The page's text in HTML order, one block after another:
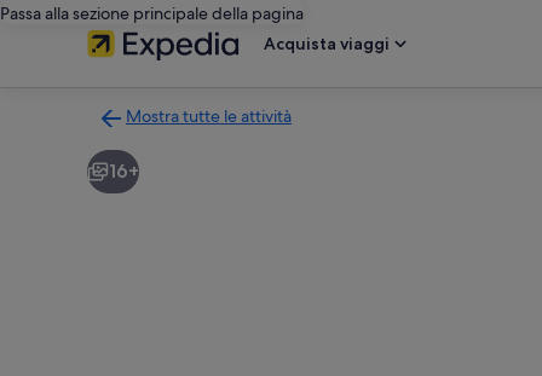
Passa alla sezione principale della pagina
Acquista viaggi
Mostra tutte le attività
alla
pagina
16+